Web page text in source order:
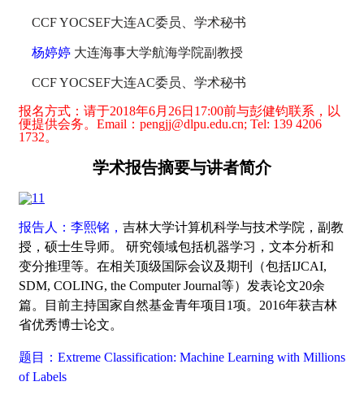
CCF YOCSEF大连AC委员、学术秘书
杨婷婷 大连海事大学航海学院副教授
CCF YOCSEF大连AC委员、学术秘书
报名方式：请于2018年6月 26日 17:00前与彭健钧联系，以
便提供会务。 Email ： pengjj@dlpu.edu.cn; Tel: 139 4206
1732。
学术报告摘要与讲者简介
报告人：李熙铭， 吉林大学计算机科学与技术学院，副教
授，硕士生导师。 研究领域包括机器学习，文本分析和
变分推理等。在相关顶级国际会议及期刊（包括IJCAI,
SDM, COLING, the Computer Journal等）发表论文20余
篇。目前主持国家自然基金青年项目1项。2016年获吉林
省优秀博士论文。
题目：Extreme Classification: Machine Learning with Millions
of Labels